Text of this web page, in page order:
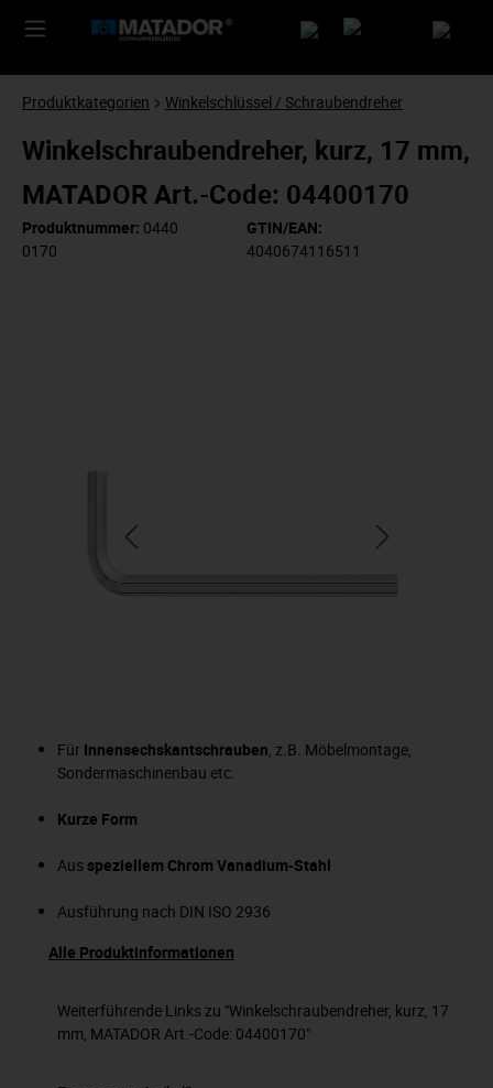
Produktkategorien Winkelschlüssel / Schraubendreher
Winkelschraubendreher, kurz, 17 mm,
MATADOR Art.-Code: 04400170
Produktnummer: 0440
0170
GTIN/EAN:
4040674116511
Für Innensechskantschrauben , z.B. Möbelmontage,
Sondermaschinenbau etc.
Kurze Form
Ausspeziellem Chrom Vanadium-Stahl
Ausführung nach DIN ISO 2936
Alle Produktinformationen
Weiterführende Links zu "Winkelschraubendreher, kurz, 17
mm, MATADOR Art.-Code: 04400170"